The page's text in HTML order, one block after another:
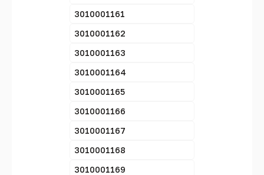
3010001161
3010001162
3010001163
3010001164
3010001165
3010001166
3010001167
3010001168
3010001169